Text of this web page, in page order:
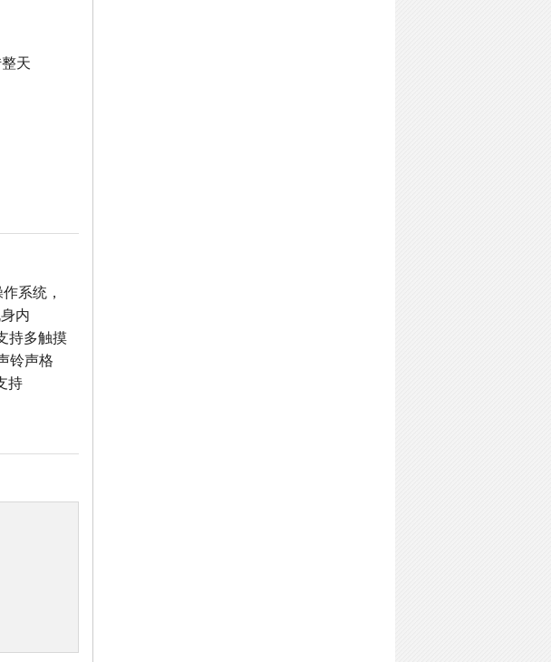
天
系统，
内
持多触摸
铃声格
持